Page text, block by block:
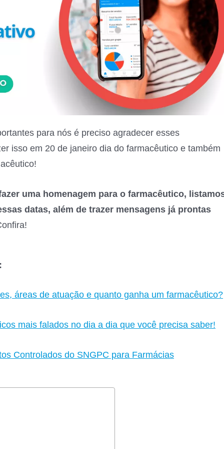
para nós é preciso agradecer esses
isso em 20 de janeiro dia do farmacêutico e também
uma homenagem para o farmacêutico,
datas, além de trazer mensagens já prontas
áreas de atuação e quanto ganha um farmacêutico?
mais falados no dia a dia que você precisa saber!
Controlados do SNGPC para Farmácias